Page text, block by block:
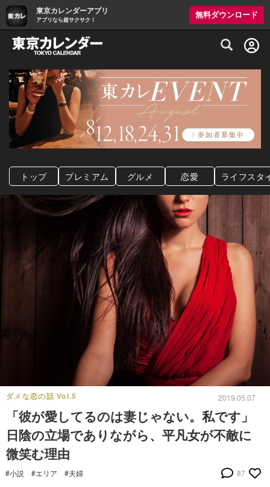
東京カレンダーアプリ
アプリなら超サクサク！
無料ダウンロード
グルメ情報・プレミアムレストラン予約
トップ プレミアム グルメ 恋愛 ライフスタ
ダメな恋の話 Vol.5 2019.05.07
「彼が愛してるのは妻じゃない。私です」
日陰の立場でありながら、平凡女が不敵に
微笑む理由
#小説 #エリア #夫婦 87